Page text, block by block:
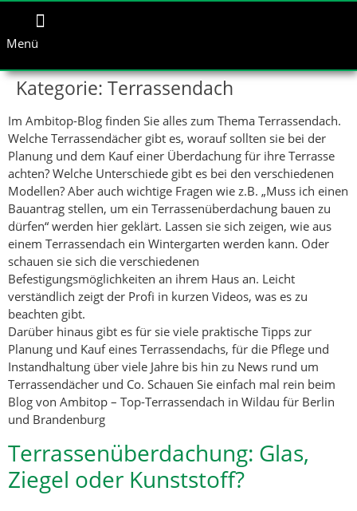
Menü
Kategorie: Terrassendach
Im Ambitop-Blog finden Sie alles zum Thema Terrassendach.
Welche Terrassendächer gibt es, worauf sollten sie bei der
Planung und dem Kauf einer Überdachung für ihre Terrasse
achten? Welche Unterschiede gibt es bei den verschiedenen
Modellen? Aber auch wichtige Fragen wie z.B. „Muss ich einen
Bauantrag stellen, um ein Terrassenüberdachung bauen zu
dürfen“ werden hier geklärt. Lassen sie sich zeigen, wie aus
einem Terrassendach ein Wintergarten werden kann. Oder
schauen sie sich die verschiedenen
Befestigungsmöglichkeiten an ihrem Haus an. Leicht
verständlich zeigt der Profi in kurzen Videos, was es zu
beachten gibt.
Darüber hinaus gibt es für sie viele praktische Tipps zur
Planung und Kauf eines Terrassendachs, für die Pflege und
Instandhaltung über viele Jahre bis hin zu News rund um
Terrassendächer und Co. Schauen Sie einfach mal rein beim
Blog von Ambitop – Top-Terrassendach in Wildau für Berlin
und Brandenburg
Terrassenüberdachung: Glas,
Ziegel oder Kunststoff?